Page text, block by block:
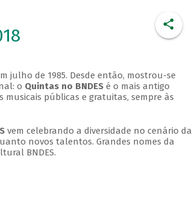
julho de 1985. Desde então, mostrou-se
o Quintas no BNDESé o mais antigo
públicas e gratuitas, sempre às
vem celebrando a diversidade no cenário da
novos talentos. Grandes nomes da
BNDES.